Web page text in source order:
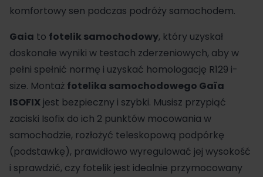
komfortowy sen podczas podróży samochodem.
Gaia to fotelik samochodowy, który uzyskał
doskonałe wyniki w testach zderzeniowych, aby w
pełni spełnić normę i uzyskać homologację R129 i-
size. Montaż fotelika samochodowego Gaïa
ISOFIX jest bezpieczny i szybki. Musisz przypiąć
zaciski Isofix do ich 2 punktów mocowania w
samochodzie, rozłożyć teleskopową podpórkę
(podstawkę), prawidłowo wyregulować jej wysokość
i sprawdzić, czy fotelik jest idealnie przymocowany